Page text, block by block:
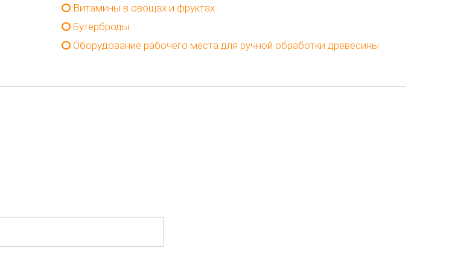
Витамины в овощах и фруктах
Бутерброды
Оборудование рабочего места для ручной обработки древесины